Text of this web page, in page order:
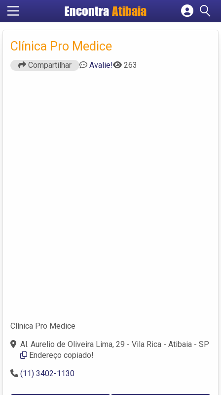
Encontra Atibaia
Cadastrar empresa
Criar conta
Clínica Pro Medice
Compartilhar Avalie! 263
Clínica Pro Medice
Al. Aurelio de Oliveira Lima, 29 - Vila Rica - Atibaia - SP
Endereço copiado!
(11) 3402-1130